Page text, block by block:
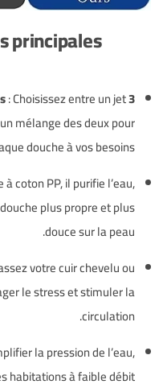
:
3 modes de pulvérisation réglables
: Choisissez entre un jet
mélange des deux pour
douche à vos besoins.
coton PP, il purifie l’eau,
plus propre et plus
douce sur la peau.
votre cuir chevelu ou
le stress et stimuler la
circulation.
la pression de l’eau,
habitations à faible débit.